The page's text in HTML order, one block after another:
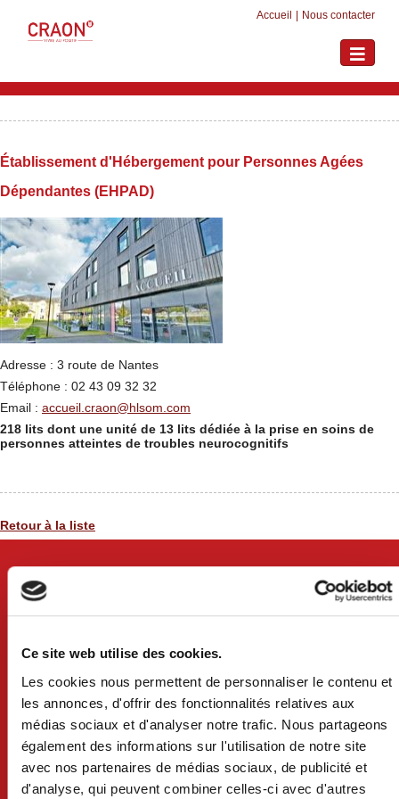
Ce site web utilise des cookies.
Les cookies nous permettent de personnaliser le contenu et
les annonces, d'offrir des fonctionnalités relatives aux
médias sociaux et d'analyser notre trafic. Nous partageons
également des informations sur l'utilisation de notre site
avec nos partenaires de médias sociaux, de publicité et
d'analyse, qui peuvent combiner celles-ci avec d'autres
Accueil Nous contacter
Toggle
Établissement d'Hébergement pour Personnes Agées
Dépendantes (EHPAD)
Adresse : 3 route de Nantes
Téléphone : 02 43 09 32 32
Email : accueil.craon@hlsom.com
218 lits dont une unité de 13 lits dédiée à la prise en soins de
personnes atteintes de troubles neurocognitifs
Retour à la liste
VILLE DE CRAON